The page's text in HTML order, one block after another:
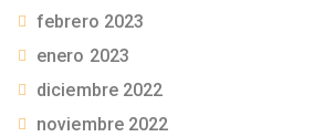
febrero 2023
enero 2023
diciembre 2022
noviembre 2022